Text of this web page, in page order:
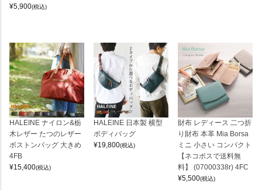
¥5,900(税込)
HALEINE ナイロン&栃
木レザー たつのレザー
ボストンバッグ 大きめ
4FB
¥15,400(税込)
HALEINE 日本製 横型
ボディバッグ
¥19,800(税込)
財布 レディース 二つ折
り財布 本革 Mia Borsa
ミニ 小さい コンパクト
【ネコポスで送料無
料】 (07000338r) 4FC
¥5,500(税込)